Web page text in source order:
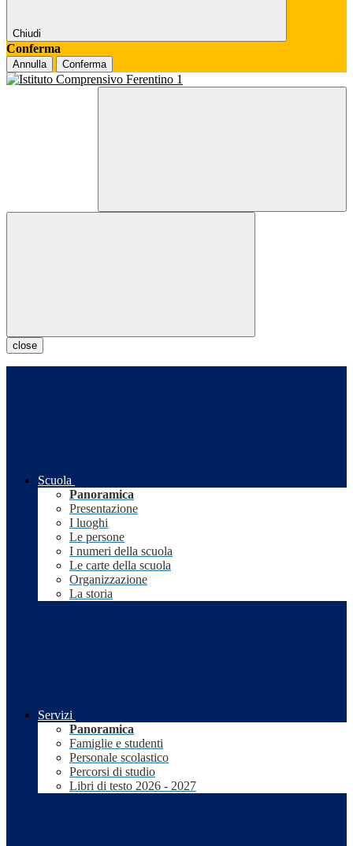
Chiudi
Conferma
Annulla Conferma
close
Scuola
Panoramica
Presentazione
I luoghi
Le persone
I numeri della scuola
Le carte della scuola
Organizzazione
La storia
Servizi
Panoramica
Famiglie e studenti
Personale scolastico
Percorsi di studio
Libri di testo 2026 - 2027